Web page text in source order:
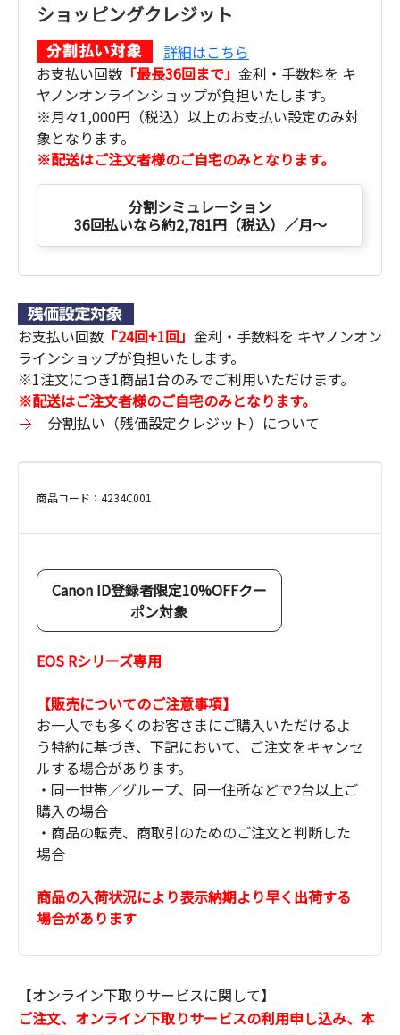
ショッピングクレジット
詳細はこちら
お支払い回数 「最長36回まで」 金利・手数料を キ
ヤノンオンラインショップが負担いたします。
※月々1,000円（税込）以上のお支払い設定のみ対
象となります。
※配送はご注文者様のご自宅のみとなります。
分割シミュレーション
36回払いなら約2,781円（税込）／月～
お支払い回数 「24回+1回」 金利・手数料を キヤノンオン
ラインショップが負担いたします。
※1注文につき1商品1台のみでご利用いただけます。
※配送はご注文者様のご自宅のみとなります。
分割払い（残価設定クレジット）について
商品コード：4234C001
Canon ID登録者限定10%OFFクー
ポン対象
EOS Rシリーズ専用
【販売についてのご注意事項】
お一人でも多くのお客さまにご購入いただけるよ
う特約に基づき、下記において、ご注文をキャンセ
ルする場合があります。
・同一世帯／グループ、同一住所などで2台以上ご
購入の場合
・商品の転売、商取引のためのご注文と判断した
場合
商品の入荷状況により表示納期より早く出荷する
場合があります
【オンライン下取りサービスに関して】
ご注文、オンライン下取りサービスの利用申し込み、本